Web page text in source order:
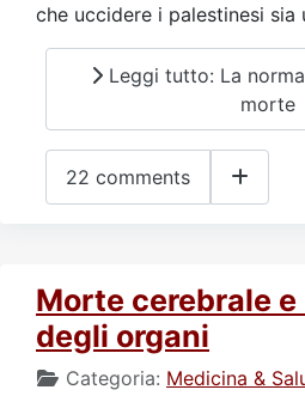
che uccidere i palestinesi sia
Leggi tutto: La
morte
22 comments
Morte cerebrale
degli organi
Categoria: Medicina &